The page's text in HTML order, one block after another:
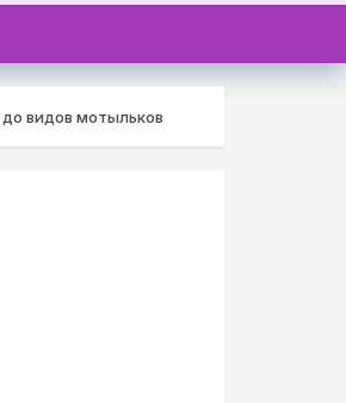
видов мотыльков